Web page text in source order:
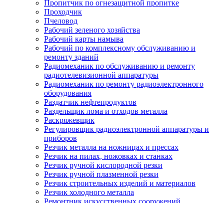
Пропитчик по огнезащитной пропитке
Проходчик
Пчеловод
Рабочий зеленого хозяйства
Рабочий карты намыва
Рабочий по комплексному обслуживанию и
ремонту зданий
Радиомеханик по обслуживанию и ремонту
радиотелевизионной аппаратуры
Радиомеханик по ремонту радиоэлектронного
оборудования
Раздатчик нефтепродуктов
Раздельщик лома и отходов металла
Раскряжевщик
Регулировщик радиоэлектронной аппаратуры и
приборов
Резчик металла на ножницах и прессах
Резчик на пилах, ножовках и станках
Резчик ручной кислородной резки
Резчик ручной плазменной резки
Резчик строительных изделий и материалов
Резчик холодного металла
Ремонтник искусственных сооружений